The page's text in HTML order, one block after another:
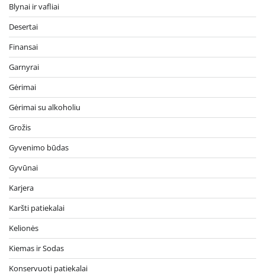
Blynai ir vafliai
Desertai
Finansai
Garnyrai
Gėrimai
Gėrimai su alkoholiu
Grožis
Gyvenimo būdas
Gyvūnai
Karjera
Karšti patiekalai
Kelionės
Kiemas ir Sodas
Konservuoti patiekalai